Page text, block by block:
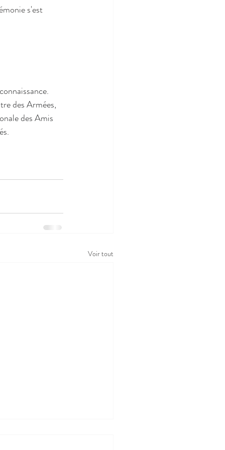
s'est
des Armées,
des Amis
Voir tout